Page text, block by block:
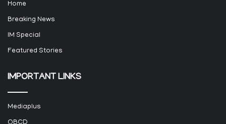
Home
Breaking News
IM Special
Featured Stories
IMPORTANT LINKS
Mediaplus